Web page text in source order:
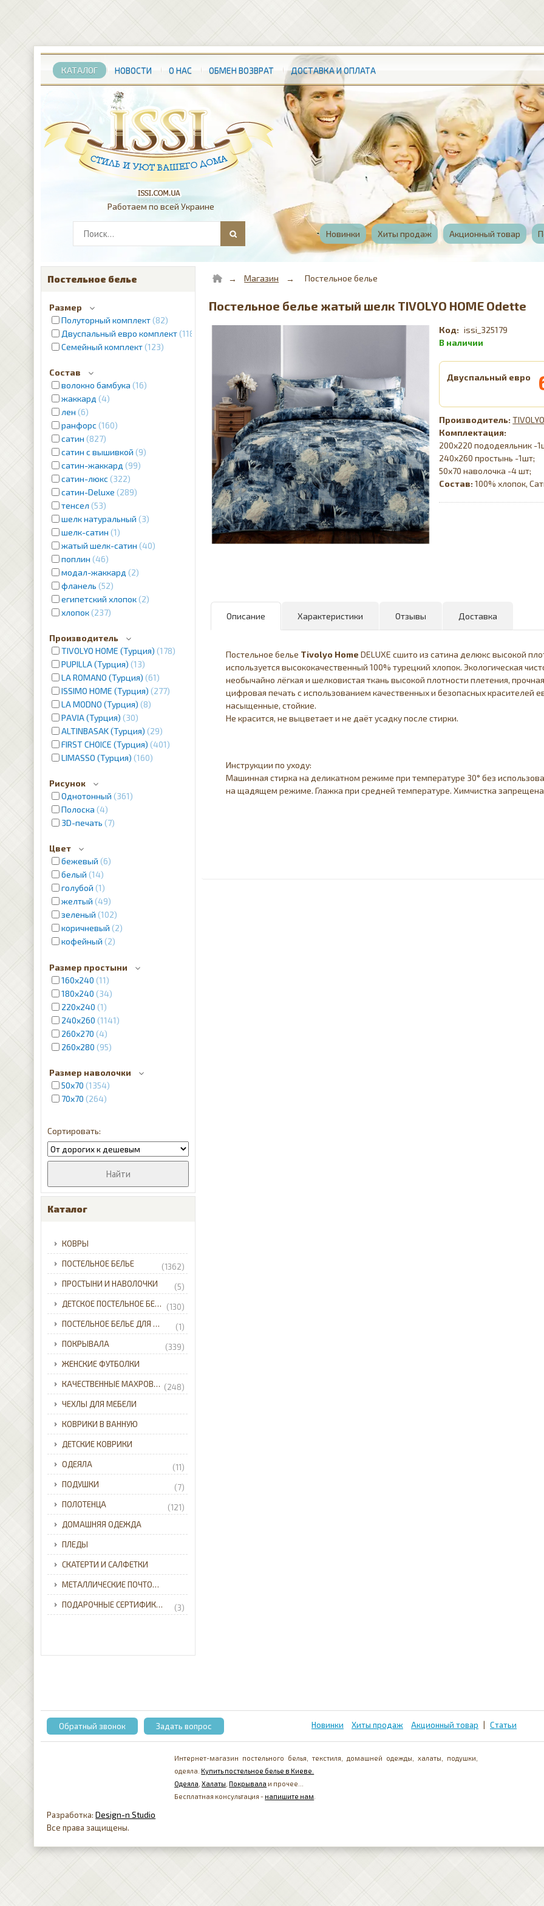
КАТАЛОГ НОВОСТИ О НАС ОБМЕН ВОЗВРАТ ДОСТАВКА И ОПЛАТА
Новинки Хиты продаж Акционный товар
Работаем по всей Украине
Постельное белье
Размер
Полуторный комплект 82
Двуспальный евро комплект 1187
Семейный комплект 123
Состав
волокно бамбука 16
жаккард
4
лен 6
ранфорс 160
сатин 827
сатин с вышивкой 9
сатин-жаккард
99
сатин-люкс 322
сатин-Deluxe 289
тенсел 53
шелк натуральный 3
шелк-сатин 1
жатый шелк-сатин 40
поплин 46
модал-жаккард
2
фланель 52
египетский хлопок 2
хлопок 237
Производитель
TIVOLYO HOME (Турция) 178
PUPILLA (Турция) 13
LA ROMANO (Турция) 61
ISSIMO HOME (Турция) 277
LA MODNO (Турция) 8
PAVIA (Турция) 30
ALTINBASAK (Турция) 29
FIRST CHOICE (Турция) 401
LIMASSO (Турция) 160
Рисунок
Однотонный 361
Полоска 4
3D-печать 7
Цвет
бежевый 6
белый 14
голубой 1
желтый 49
зеленый 102
коричневый 2
кофейный 2
кремовый 12
молочный 1
розовый 2
лиловый
8
пудра 2
серебристый
серый 12
фиолетовый 2
черный 5
Размер простыни
160х240 11
180х240 34
220х240 1
240x260 1141
260x270 4
260x280 95
Размер наволочки
50х70 1354
70x70 264
Каталог
КОВРЫ
ПОСТЕЛЬНОЕ БЕЛЬЕ
(1362)
ПРОСТЫНИ И НАВОЛОЧКИ
(5)
ДЕТСКОЕ ПОСТЕЛЬНОЕ БЕЛЬЕ
(130)
ПОСТЕЛЬНОЕ БЕЛЬЕ ДЛЯ МЛАДЕНЦЕВ
(1)
ПОКРЫВАЛА
(339)
ЖЕНСКИЕ ФУТБОЛКИ
КАЧЕСТВЕННЫЕ МАХРОВЫЕ ХАЛАТЫ ДЛЯ ВСЕЙ СЕМЬИ С ДОСТАВКОЙ ПО УКРАИНЕ. (248)
ЧЕХЛЫ ДЛЯ МЕБЕЛИ
КОВРИКИ В ВАННУЮ
ДЕТСКИЕ КОВРИКИ
ОДЕЯЛА
(11)
ПОДУШКИ
(7)
ПОЛОТЕНЦА
(121)
ДОМАШНЯЯ ОДЕЖДА
ПЛЕДЫ
СКАТЕРТИ И САЛФЕТКИ
МЕТАЛЛИЧЕСКИЕ ПОЧТОВЫЕ ЯЩИКИ ДЛЯ ЧАСТНОГО ДОМА С ДОСТАВКОЙ ПО УКРАИНЕ.
ПОДАРОЧНЫЕ СЕРТИФИКАТЫ (3)
Магазин Постельное белье
Постельное белье жатый шелк TIVOLYO HOME Odette
issi_325179
Двуспальный евро
Комплектация:
200х220 пододеяльник -
240х260 простынь -1шт;
50х70 наволочка -4 шт;
Состав:100% хлопок,
Описание Характеристики Отзывы Доставка
Постельное белье Tivolyo Home DELUXE сшито из сатина делюкс высокой
используется высококачественный 100% турецкий хлопок. Экологическая
необычайно лёгкая и шелковистая ткань высокой плотности плетения,
цифровая печать с использованием качественных и безопасных красителей
насыщенные, стойкие.
Не красится, не выцветает и не даёт усадку после стирки.
Инструкции по уходу:
Машинная стирка на деликатном режиме при температуре 30° без
на щадящем режиме. Глажка при средней температуре. Химчистка
Новинки Хиты продаж Акционный товар Статьи
Обратный звонок Задать вопрос
Интернет-магазин постельного белья, текстиля, домашней одежды, халаты, подушки,
одеяла. Купить постельное белье в Киеве.
Одеяла ,Халаты Покрывала и прочее...
Бесплатная консультация - напишите нам
Разработка:Design-n Studio
Все права защищены.